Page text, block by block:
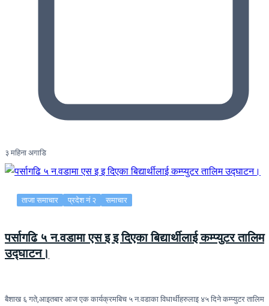
३ महिना अगाडि
ताजा समाचार प्रदेश नं २ समाचार
पर्सागढि ५ न.वडामा एस इ इ दिएका बिद्यार्थीलाई कम्प्युटर तालिम
उद्घाटन।
बैशाख ६ गते,आइतबार आज एक कार्यक्रमबिच ५ न.वडाका विधार्थीहरुलाइ ४५ दिने कम्प्युटर तालिम